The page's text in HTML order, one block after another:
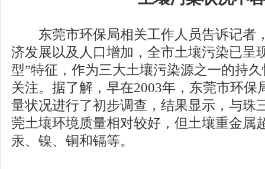
东莞市环保局相关工作人员告诉记者
济发展以及人口增加，全市土壤污染已呈
型”特征，作为三大土壤污染源之一的持
关注。据了解，早在2003年，东莞市环保
量状况进行了初步调查，结果显示，与珠
莞土壤环境质量相对较好，但土壤重金属
汞、镍、铜和镉等。